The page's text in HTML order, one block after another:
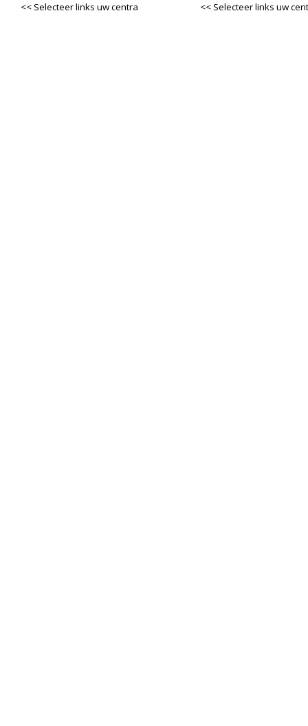
<< Selecteer links uw centra << Selecteer links uw